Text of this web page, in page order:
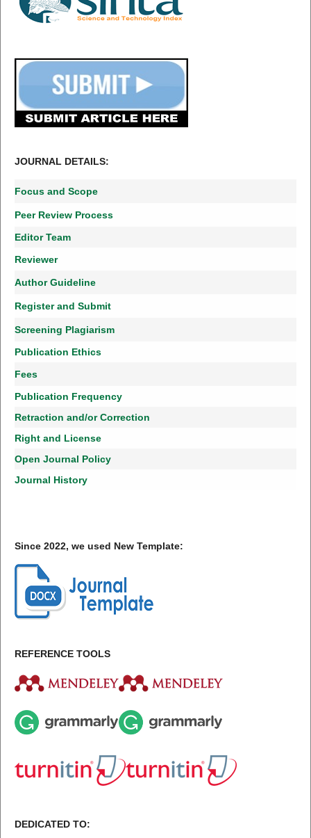
JOURNAL DETAILS:
Focus and Scope
Peer Review Process
Editor Team
Reviewer
Author Guideline
Register and Submit
Screening Plagiarism
Publication Ethics
Fees
Publication Frequency
Retraction and/or Correction
Right and License
Open Journal Policy
Journal History
Since 2022, we used New Template:
REFERENCE TOOLS
DEDICATED TO: